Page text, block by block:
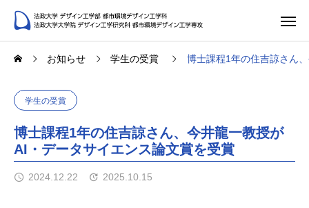
お知らせ 学生の受賞 博士課程1年の住吉諒さん
学生の受賞
博士課程1年の住吉諒さん、今井龍一教授が
AI・データサイエンス論文賞を受賞
2024.12.22 2025.10.15